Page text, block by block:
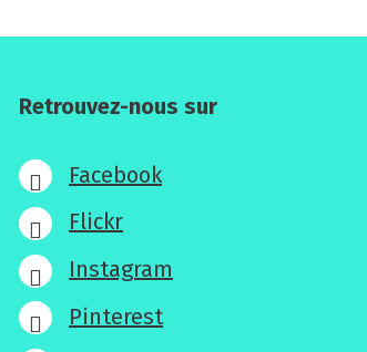
Retrouvez-nous sur
Facebook
Flickr
Instagram
Pinterest